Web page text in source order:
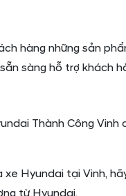
hàng những sản
sàng hỗ trợ khách
Thành Công
Hyundai tại Vinh,
từ Hyundai.